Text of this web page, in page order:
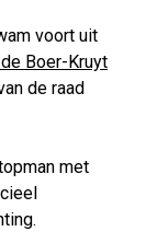
voort uit
Boer-Kruyt
de raad
met